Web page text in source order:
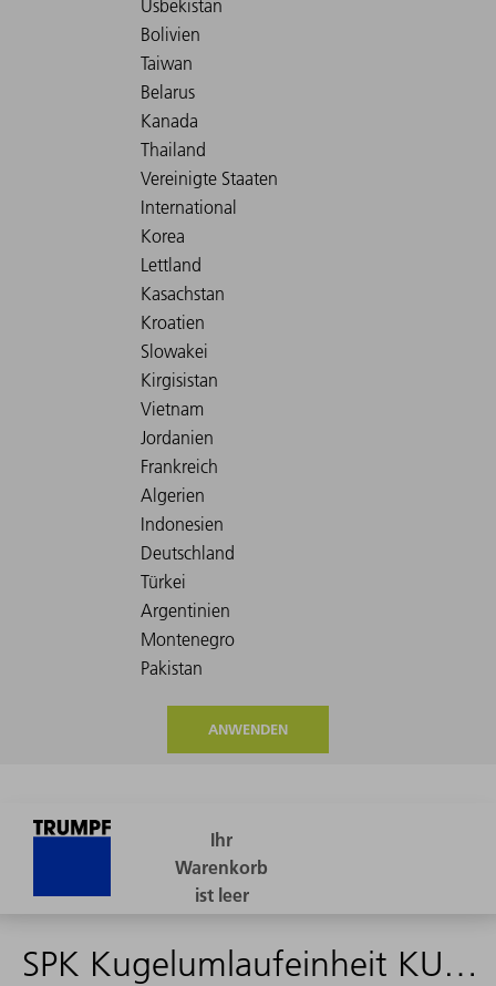
ANWENDEN
SPK Kugelumlaufeinheit KUVE15-B kpl.420m